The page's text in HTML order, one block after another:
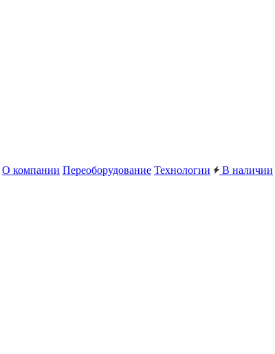
О компании Переоборудование Технологии В наличии